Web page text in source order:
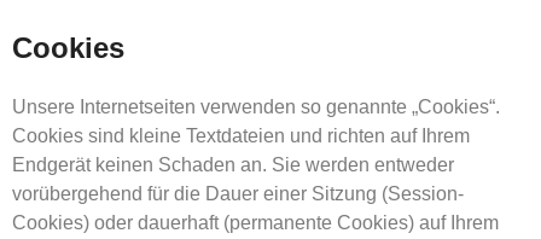
Cookies
Unsere Internetseiten verwenden so genannte „Cookies“.
Cookies sind kleine Textdateien und richten auf Ihrem
Endgerät keinen Schaden an. Sie werden entweder
vorübergehend für die Dauer einer Sitzung (Session-
Cookies) oder dauerhaft (permanente Cookies) auf Ihrem